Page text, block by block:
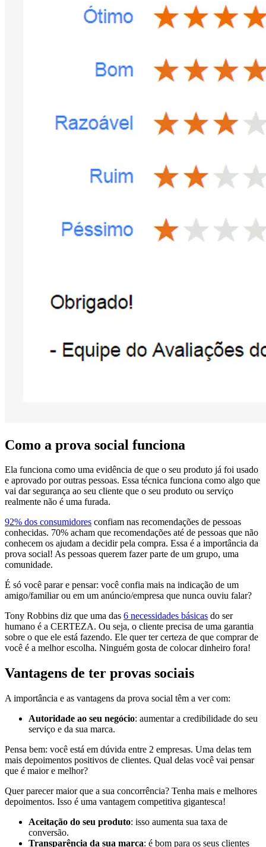
Como a prova social funciona
Ela funciona como uma evidência de que o seu produto já foi usado
e aprovado por outras pessoas. Essa técnica funciona como algo que
vai dar segurança ao seu cliente que o seu produto ou serviço
realmente não é uma furada.
92% dos consumidores confiam nas recomendações de pessoas
conhecidas. 70% acham que recomendações até de pessoas que não
conhecem os ajudam a decidir pela compra. Essa é a importância da
prova social! As pessoas querem fazer parte de um grupo, uma
comunidade.
É só você parar e pensar: você confia mais na indicação de um
amigo/familiar ou em um anúncio/empresa que nunca ouviu falar?
Tony Robbins diz que uma das 6 necessidades básicas do ser
humano é a CERTEZA. Ou seja, o cliente precisa de uma garantia
sobre o que ele está fazendo. Ele quer ter certeza de que comprar de
você é a melhor escolha. Ninguém gosta de colocar dinheiro fora!
Vantagens de ter provas sociais
A importância e as vantagens da prova social têm a ver com:
Autoridade ao seu negócio: aumentar a credibilidade do seu
serviço e da sua marca.
Pensa bem: você está em dúvida entre 2 empresas. Uma delas tem
mais depoimentos positivos de clientes. Qual delas você vai pensar
que é maior e melhor?
Quer parecer maior que a sua concorrência? Tenha mais e melhores
depoimentos. Isso é uma vantagem competitiva gigantesca!
Aceitação do seu produto: isso aumenta sua taxa de
conversão.
Transparência da sua marca: é bom para os seus clientes